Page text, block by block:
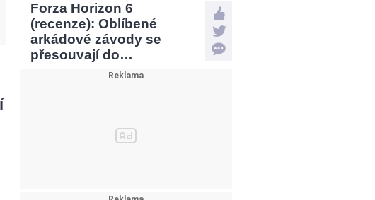
Forza Horizon 6
(recenze): Oblíbené
arkádové závody se
přesouvají do…